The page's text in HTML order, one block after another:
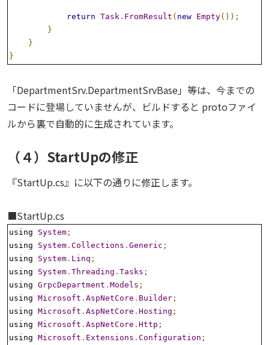
return Task . FromResult ( new Empty());
}
}
}
「DepartmentSrv.DepartmentSrvBase」等は、今までの
コードに登場していませんが、ビルドすると protoファイ
ルから裏で自動的に生成されています。
（４）StartUpの修正
『StartUp.cs』に以下の通りに修正します。
■StartUp.cs
using System ;
using System . Collections . Generic ;
using System . Linq ;
using System . Threading . Tasks ;
using GrpcDepartment . Models ;
using Microsoft . AspNetCore . Builder ;
using Microsoft . AspNetCore . Hosting ;
using Microsoft . AspNetCore . Http ;
using Microsoft . Extensions . Configuration ;